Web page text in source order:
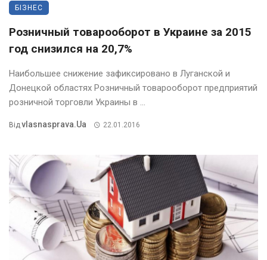
БІЗНЕС
Розничный товарооборот в Украине за 2015
год снизился на 20,7%
Наибольшее снижение зафиксировано в Луганской и
Донецкой областях Розничный товарооборот предприятий
розничной торговли Украины в ...
ВідVlasnasprava.ua 22.01.2016